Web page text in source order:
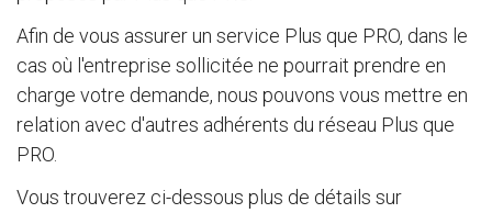
Afin de vous assurer un service Plus que PRO, dans le
cas où l'entreprise sollicitée ne pourrait prendre en
charge votre demande, nous pouvons vous mettre en
relation avec d'autres adhérents du réseau Plus que
PRO.
Vous trouverez ci-dessous plus de détails sur